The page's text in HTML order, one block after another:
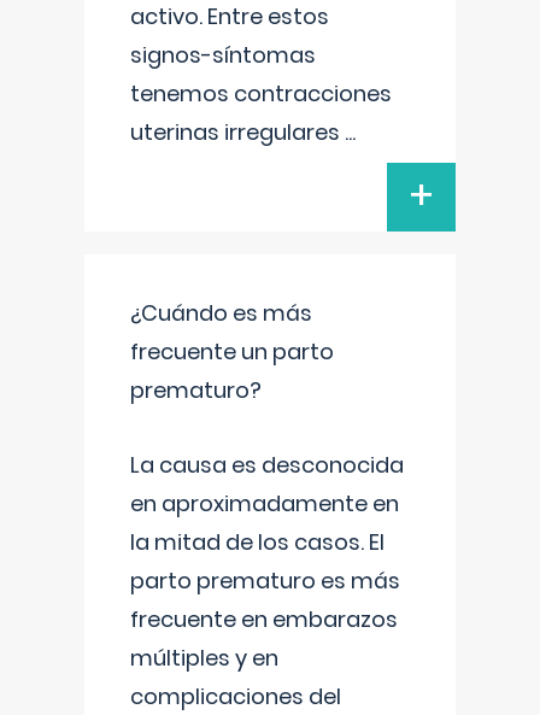
activo. Entre estos
signos-síntomas
tenemos contracciones
uterinas irregulares ...
+
¿Cuándo es más
frecuente un parto
prematuro?
La causa es desconocida
en aproximadamente en
la mitad de los casos. El
parto prematuro es más
frecuente en embarazos
múltiples y en
complicaciones del